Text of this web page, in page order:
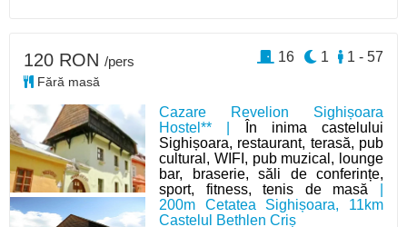
Cazare Revelion Sighișoara
Hostel** |
În inima castelului
Sighișoara, restaurant, terasă, pub
cultural, WIFI, pub muzical, lounge
bar, braserie, săli de conferințe,
sport, fitness, tenis de masă
200m Cetatea Sighișoara, 11km
Castelul Bethlen Criș
120 RON /pers
Fără masă
1 - 57
1
16